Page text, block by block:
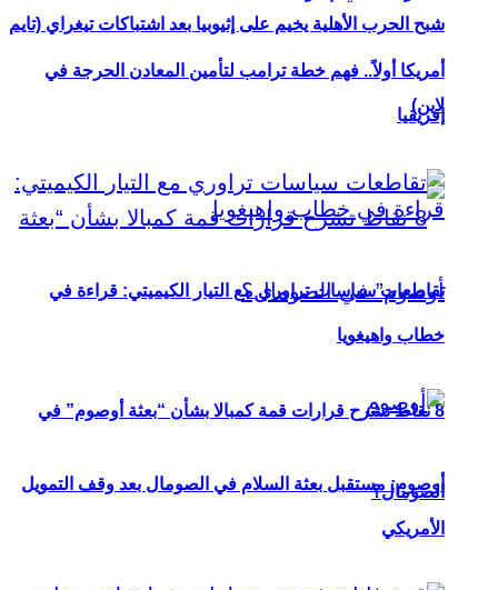
شبح الحرب الأهلية يخيم على إثيوبيا بعد اشتباكات تيغراي (تايم
لاين)
8 نقاط تشرح قرارات قمة كمبالا بشأن “بعثة أوصوم” في
الصومال؟
أمريكا أولاً.. فهم خطة ترامب لتأمين المعادن الحرجة في
إفريقيا
تقاطعات سياسات تراوري مع التيار الكيميتي: قراءة في
خطاب واهيغويا
أوصوم: مستقبل بعثة السلام في الصومال بعد وقف التمويل
الأمريكي